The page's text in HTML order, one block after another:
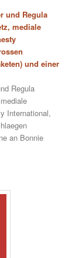
und Regula
mediale
und einer
Regula
International,
an Bonnie